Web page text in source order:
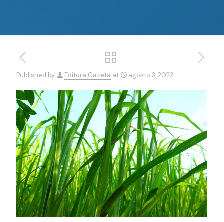
Published by Editora Gazeta at agosto 3, 2022